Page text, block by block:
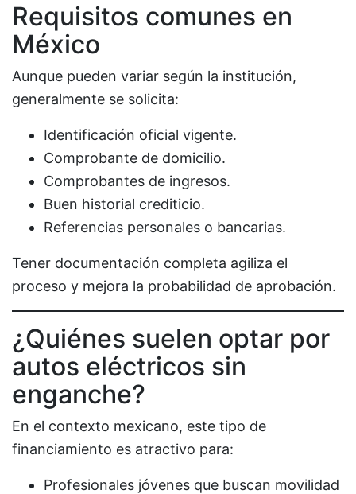
Requisitos comunes en
México
Aunque pueden variar según la institución,
generalmente se solicita:
Identificación oficial vigente.
Comprobante de domicilio.
Comprobantes de ingresos.
Buen historial crediticio.
Referencias personales o bancarias.
Tener documentación completa agiliza el
proceso y mejora la probabilidad de aprobación.
¿Quiénes suelen optar por
autos eléctricos sin
enganche?
En el contexto mexicano, este tipo de
financiamiento es atractivo para:
Profesionales jóvenes que buscan movilidad